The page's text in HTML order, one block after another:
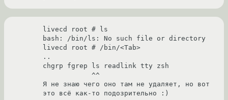
livecd root # ls
bash: /bin/ls: No such file or directory
livecd root # /bin/<Tab>
..
chgrp fgrep ls readlink tty zsh
Я не знаю чего оно там не удаляет, но вот
это всё как-то подозрительно :)